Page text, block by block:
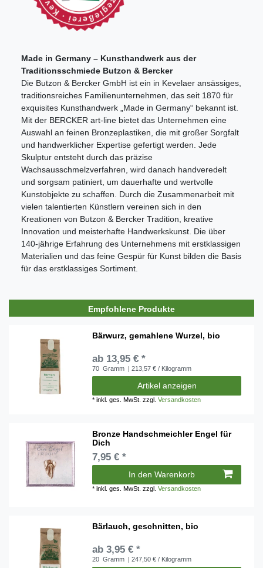
Made in Germany – Kunsthandwerk aus der
Traditionsschmiede Butzon & Bercker
Die Butzon & Bercker GmbH ist ein in Kevelaer ansässiges,
traditionsreiches Familienunternehmen, das seit 1870 für
exquisites Kunsthandwerk „Made in Germany“ bekannt ist.
Mit der BERCKER art-line bietet das Unternehmen eine
Auswahl an feinen Bronzeplastiken, die mit großer Sorgfalt
und handwerklicher Expertise gefertigt werden. Jede
Skulptur entsteht durch das präzise
Wachsausschmelzverfahren, wird danach handveredelt
und sorgsam patiniert, um dauerhafte und wertvolle
Kunstobjekte zu schaffen. Durch die Zusammenarbeit mit
vielen talentierten Künstlern vereinen sich in den
Kreationen von Butzon & Bercker Tradition, kreative
Innovation und meisterhafte Handwerkskunst. Die über
140-jährige Erfahrung des Unternehmens mit erstklassigen
Materialien und das feine Gespür für Kunst bilden die Basis
für das erstklassiges Sortiment.
Empfohlene Produkte
Bärwurz, gemahlene Wurzel, bio
ab 13,95 € *
70 Gramm | 213,57 € / Kilogramm
Artikel anzeigen
*inkl. ges. MwSt. zzgl.Versandkosten
Bronze Handschmeichler Engel für
Dich
7,95 € *
In den Warenkorb
*inkl. ges. MwSt. zzgl.Versandkosten
Bärlauch, geschnitten, bio
ab 3,95 € *
20 Gramm | 247,50 € / Kilogramm